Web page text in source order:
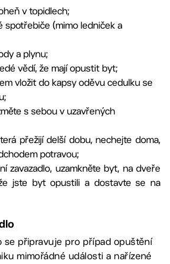
v topidlech;
spotřebiče (mimo ledniček a
a plynu;
vědí, že mají opustit byt;
vložit do kapsy oděvu cedulku se
s sebou v uzavřených
přežijí delší dobu, nechejte doma,
potravou;
zavazadlo, uzamkněte byt, na dveře
jste byt opustili a dostavte se na
se připravuje pro případ opuštění
mimořádné události a nařízené